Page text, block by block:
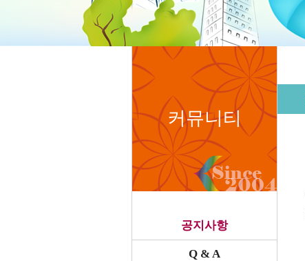
커뮤니티
공지사항
Q & A